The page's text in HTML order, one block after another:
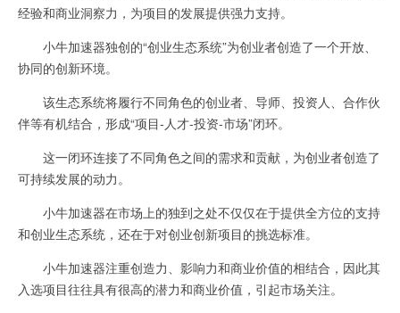
经验和商业洞察力，为项目的发展提供强力支持。
小牛加速器独创的“创业生态系统”为创业者创造了一个开放、
协同的创新环境。
该生态系统将履行不同角色的创业者、导师、投资人、合作伙
伴等有机结合，形成“项目-人才-投资-市场”闭环。
这一闭环连接了不同角色之间的需求和贡献，为创业者创造了
可持续发展的动力。
小牛加速器在市场上的独到之处不仅仅在于提供全方位的支持
和创业生态系统，还在于对创业创新项目的挑选标准。
小牛加速器注重创造力、影响力和商业价值的相结合，因此其
入选项目往往具有很高的潜力和商业价值，引起市场关注。